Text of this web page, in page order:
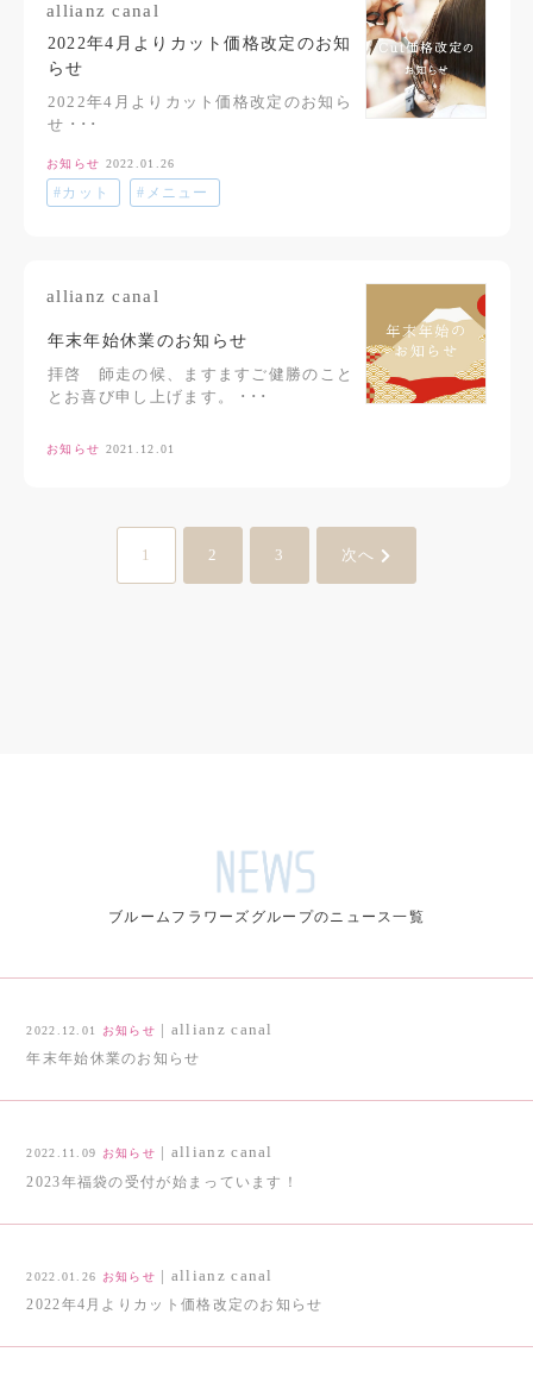
allianz canal
2022年4月よりカット価格改定のお知
らせ
2022年4月よりカット価格改定のお知ら
せ ･･･
お知らせ 2022.01.26
#カット #メニュー
allianz canal
年末年始休業のお知らせ
拝啓 師走の候、ますますご健勝のこと
とお喜び申し上げます。 ･･･
お知らせ 2021.12.01
1 2 3 次へ
ブルームフラワーズグループのニュース一覧
2022.12.01 お知らせ | allianz canal
年末年始休業のお知らせ
2022.11.09 お知らせ | allianz canal
2023年福袋の受付が始まっています！
2022.01.26 お知らせ | allianz canal
2022年4月よりカット価格改定のお知らせ